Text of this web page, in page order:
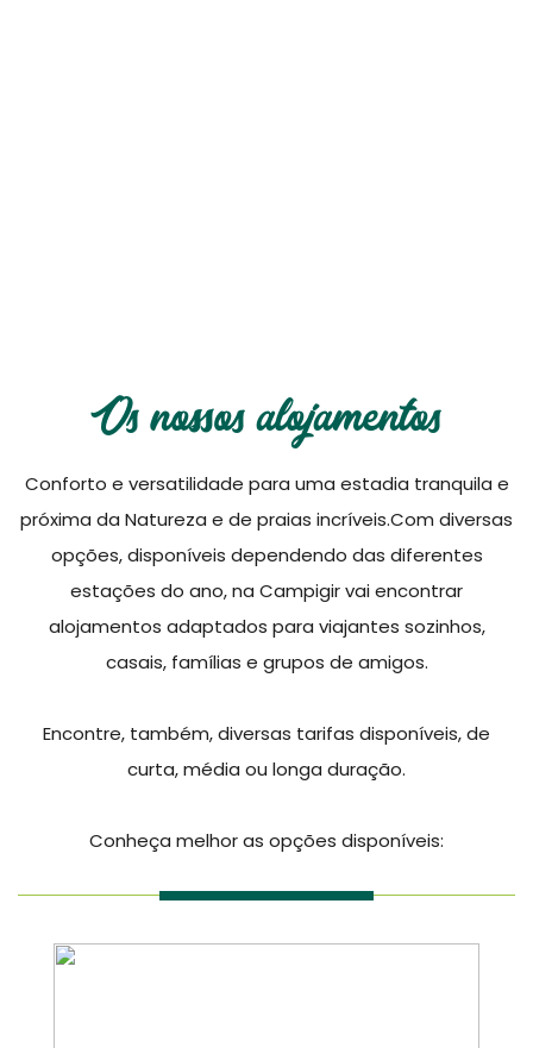
Os nossos alojamentos
Conforto e versatilidade para uma estadia tranquila e
próxima da Natureza e de praias incríveis.Com diversas
opções, disponíveis dependendo das diferentes
estações do ano, na Campigir vai encontrar
alojamentos adaptados para viajantes sozinhos,
casais, famílias e grupos de amigos.
Encontre, também, diversas tarifas disponíveis, de
curta, média ou longa duração.
Conheça melhor as opções disponíveis: